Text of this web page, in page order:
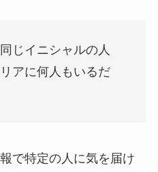
じイニシャルの人
アに何人もいるだ
で特定の人に気を届け